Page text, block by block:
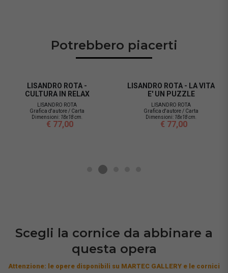
Potrebbero piacerti
LISANDRO ROTA -
CULTURA IN RELAX
LISANDRO ROTA
Grafica d'autore / Carta
Dimensioni: 18x18 cm.
€ 77,00
LISANDRO ROTA - LA VITA
E' UN PUZZLE
LISANDRO ROTA
Grafica d'autore / Carta
Dimensioni: 18x18 cm.
€ 77,00
Scegli la cornice da abbinare a
questa opera
Attenzione: le opere disponibili su MARTEC GALLERY e le cornici